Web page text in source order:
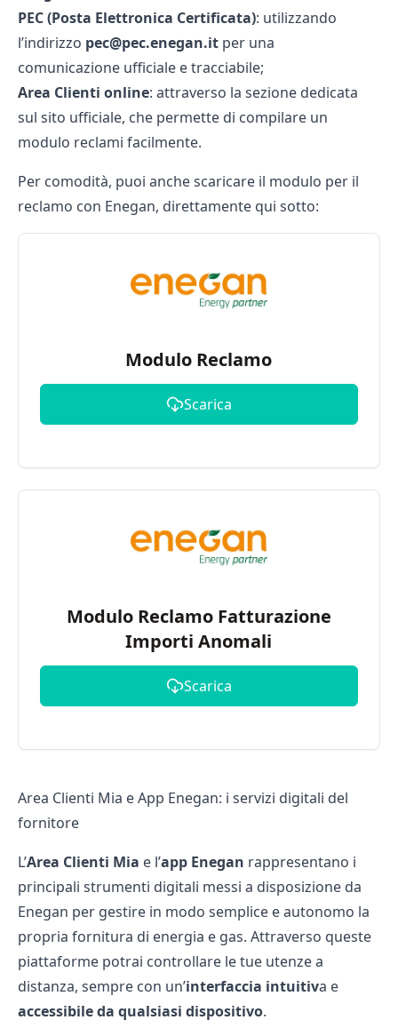
PEC (Posta Elettronica Certificata): utilizzando
l’indirizzo pec@pec.enegan.it per una
comunicazione ufficiale e tracciabile;
Area Clienti online: attraverso la sezione dedicata
sul sito ufficiale, che permette di compilare un
modulo reclami facilmente.
Per comodità, puoi anche scaricare il modulo per il
reclamo con Enegan, direttamente qui sotto:
Modulo Reclamo
Scarica
Modulo Reclamo Fatturazione
Importi Anomali
Scarica
Area Clienti Mia e App Enegan: i servizi digitali del
fornitore
L’Area Clienti Mia e l’app Enegan rappresentano i
principali strumenti digitali messi a disposizione da
Enegan per gestire in modo semplice e autonomo la
propria fornitura di energia e gas. Attraverso queste
piattaforme potrai controllare le tue utenze a
distanza, sempre con un’interfaccia intuitiva e
accessibile da qualsiasi dispositivo.